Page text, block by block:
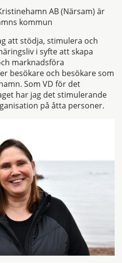
AB (Närsam) är
kommun
att stödja, stimulera och
i syfte att skapa
marknadsföra
besökare och besökare som
Som VD för det
har jag det stimulerande
på åtta personer.